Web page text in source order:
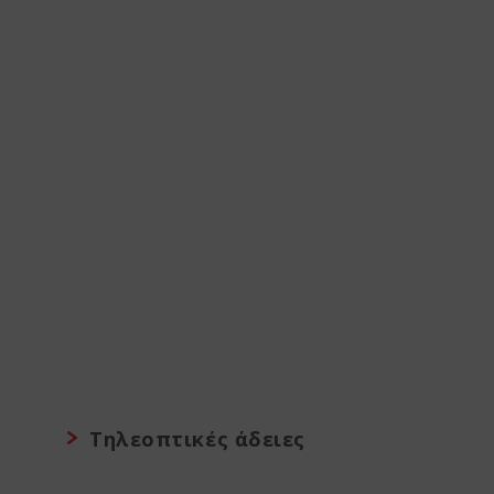
Τηλεοπτικές άδειες